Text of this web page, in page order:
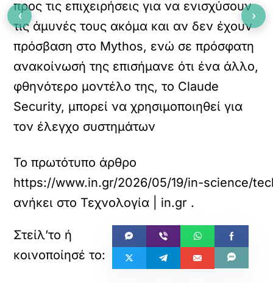
προς τις επιχειρήσεις για να ενισχύσουν
τις άμυνές τους ακόμα και αν δεν έχουν
πρόσβαση στο Mythos, ενώ σε πρόσφατη
ανακοίνωσή της επισήμανε ότι ένα άλλο,
φθηνότερο μοντέλο της, το Claude
Security, μπορεί να χρησιμοποιηθεί για
τον έλεγχο συστημάτων
Το πρωτότυπο άρθρο
https://www.in.gr/2026/05/19/in-science/
ανήκει στο Τεχνολογία | in.gr .
‹ ›